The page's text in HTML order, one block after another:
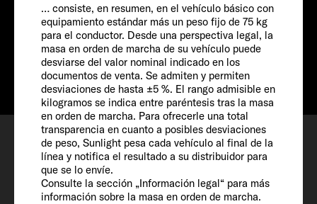
… consiste, en resumen, en el vehículo básico con
equipamiento estándar más un peso fijo de 75 kg
para el conductor. Desde una perspectiva legal, la
masa en orden de marcha de su vehículo puede
desviarse del valor nominal indicado en los
documentos de venta. Se admiten y permiten
desviaciones de hasta ±5 %. El rango admisible en
kilogramos se indica entre paréntesis tras la masa
en orden de marcha. Para ofrecerle una total
transparencia en cuanto a posibles desviaciones
de peso, Sunlight pesa cada vehículo al final de la
línea y notifica el resultado a su distribuidor para
que se lo envíe.
Consulte la sección „Información legal“ para más
información sobre la masa en orden de marcha.
Precio desde
Desde € 67.490Info
Configurar
Petición de cita
Favoritos